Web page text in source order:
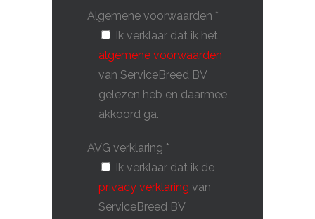
Algemene voorwaarden *
Ik verklaar dat ik het
algemene voorwaarden
van ServiceBreed BV
gelezen heb en daarmee
akkoord ga.
AVG verklaring *
Ik verklaar dat ik de
privacy verklaring van
ServiceBreed BV